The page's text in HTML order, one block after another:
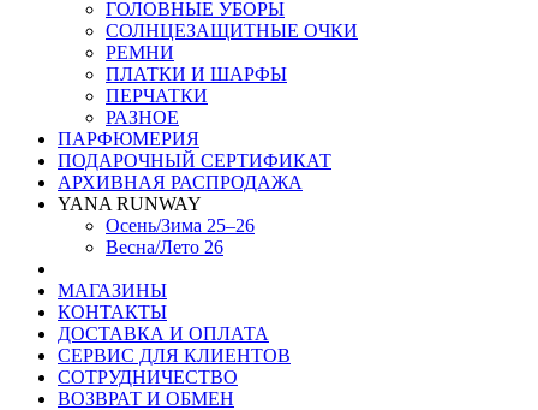
ГОЛОВНЫЕ УБОРЫ
СОЛНЦЕЗАЩИТНЫЕ ОЧКИ
РЕМНИ
ПЛАТКИ И ШАРФЫ
ПЕРЧАТКИ
РАЗНОЕ
ПАРФЮМЕРИЯ
ПОДАРОЧНЫЙ СЕРТИФИКАТ
АРХИВНАЯ РАСПРОДАЖА
YANA RUNWAY
Осень/Зима 25–26
Весна/Лето 26
МАГАЗИНЫ
КОНТАКТЫ
ДОСТАВКА И ОПЛАТА
СЕРВИС ДЛЯ КЛИЕНТОВ
СОТРУДНИЧЕСТВО
ВОЗВРАТ И ОБМЕН